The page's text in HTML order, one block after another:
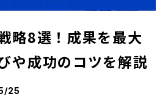
略8選！成果を最大
や成功のコツを解説
25